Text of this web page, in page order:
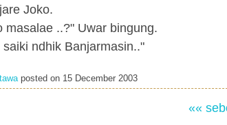
Joko.
masalae ..?" Uwar bingung.
ndhik Banjarmasin.."
posted on 15 December 2003
««